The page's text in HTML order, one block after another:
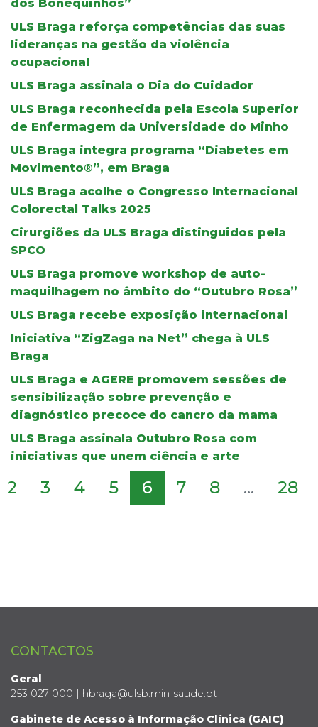
dos Bonequinhos”
ULS Braga reforça competências das suas
lideranças na gestão da violência
ocupacional
ULS Braga assinala o Dia do Cuidador
ULS Braga reconhecida pela Escola Superior
de Enfermagem da Universidade do Minho
ULS Braga integra programa “Diabetes em
Movimento®”, em Braga
ULS Braga acolhe o Congresso Internacional
Colorectal Talks 2025
Cirurgiões da ULS Braga distinguidos pela
SPCO
ULS Braga promove workshop de auto-
maquilhagem no âmbito do “Outubro Rosa”
ULS Braga recebe exposição internacional
Iniciativa “ZigZaga na Net” chega à ULS
Braga
ULS Braga e AGERE promovem sessões de
sensibilização sobre prevenção e
diagnóstico precoce do cancro da mama
ULS Braga assinala Outubro Rosa com
iniciativas que unem ciência e arte
2 3 4 5 6 7 8 ... 28
CONTACTOS
Geral
253 027 000 | hbraga@ulsb.min-saude.pt
Gabinete de Acesso à Informação Clínica (GAIC)